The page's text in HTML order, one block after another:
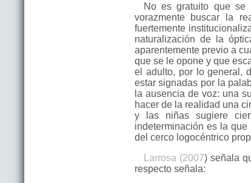
No es gratuito que se
vorazmente buscar la
fuertemente
naturalización de la
aparentemente previo a
que se le opone y que
el adulto, por lo general,
estar signadas por la
la ausencia de voz: una
hacer de la realidad una
y las niñas sugiere
indeterminación es la
del cerco logocéntrico
Larrosa (2007) señala
respecto señala: